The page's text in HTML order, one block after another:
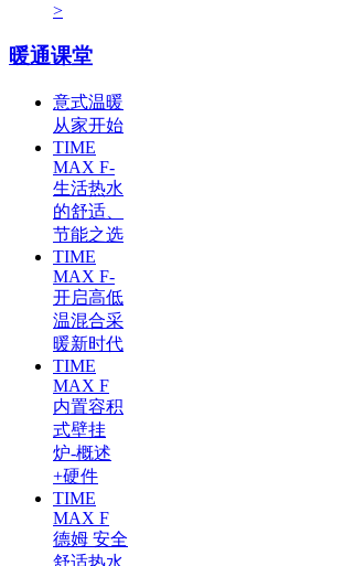
>
暖通课堂
意式温暖
从家开始
TIME
MAX F-
生活热水
的舒适、
节能之选
TIME
MAX F-
开启高低
温混合采
暖新时代
TIME
MAX F
内置容积
式壁挂
炉-概述
+硬件
TIME
MAX F
德姆 安全
舒适热水